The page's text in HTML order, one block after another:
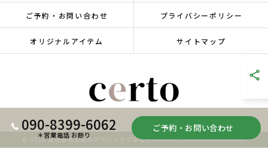
090-8399-6062
＊営業電話 お断り
ご予約・お問い合わせ
ご予約・お問い合わせ プライバシーポリシー
オリジナルアイテム サイトマップ
© 2026 愛知県名古屋のボクシングジムならcerto ALL RIGHTS RESERVED.